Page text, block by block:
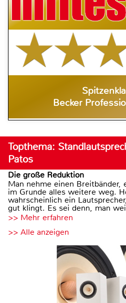
Becker
Topthema:
Patos
Die große Reduktion
Man nehme einen Breitbänder,
im Grunde alles weitere weg.
wahrscheinlich ein
gut klingt. Es sei denn, man
>> Mehr erfahren
>> Alle anzeigen